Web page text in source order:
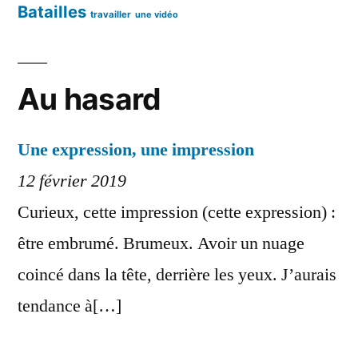
Batailles travailler une vidéo
Au hasard
Une expression, une impression
12 février 2019
Curieux, cette impression (cette expression) :
être embrumé. Brumeux. Avoir un nuage
coincé dans la tête, derrière les yeux. J’aurais
tendance à[…]